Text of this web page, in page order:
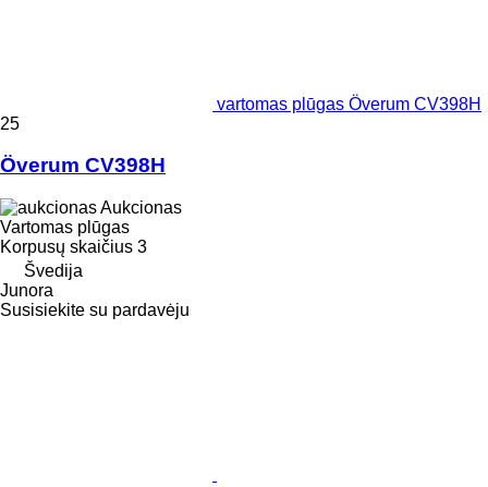
vartomas plūgas Överum CV398H
25
Överum CV398H
Aukcionas
Vartomas plūgas
Korpusų skaičius 3
Švedija
Junora
Susisiekite su pardavėju